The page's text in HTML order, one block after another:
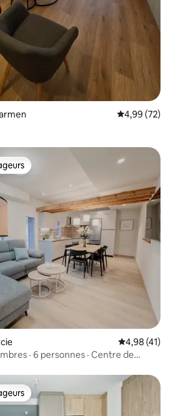
Évaluation
4,99 (72)
Évaluation
4,98 (41)
· 6 personnes · Centre de